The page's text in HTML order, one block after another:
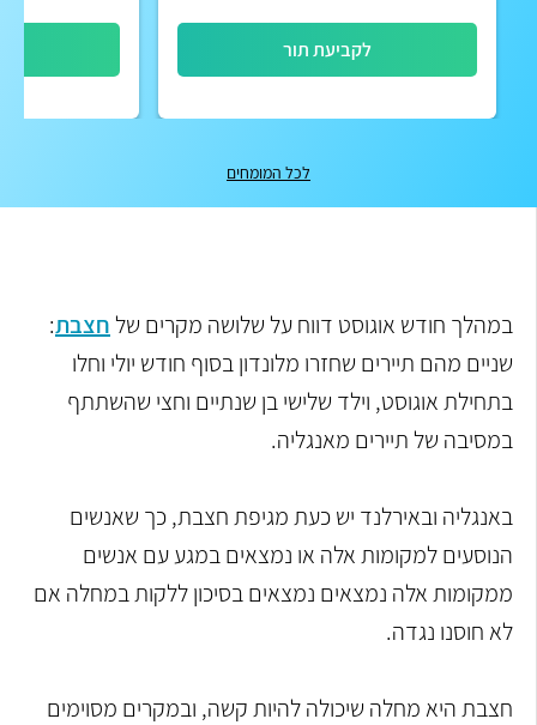
לקביעת תור
לכל המומחים
במהלך חודש אוגוסט דווח על שלושה מקרים של חצבת:
שניים מהם תיירים שחזרו מלונדון בסוף חודש יולי וחלו
בתחילת אוגוסט, וילד שלישי בן שנתיים וחצי שהשתתף
במסיבה של תיירים מאנגליה.
באנגליה ובאירלנד יש כעת מגיפת חצבת, כך שאנשים
הנוסעים למקומות אלה או נמצאים במגע עם אנשים
ממקומות אלה נמצאים נמצאים בסיכון ללקות במחלה אם
לא חוסנו נגדה.
חצבת היא מחלה שיכולה להיות קשה, ובמקרים מסוימים